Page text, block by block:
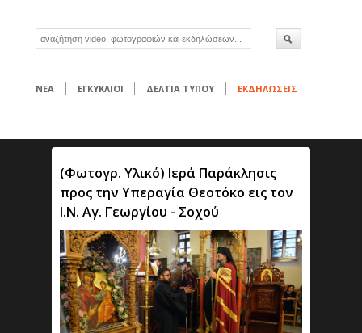
ΝΕΑ ΕΓΚΥΚΛΙΟΙ ΔΕΛΤΙΑ ΤΥΠΟΥ ΕΚΔΗΛΩΣΕΙΣ
(Φωτογρ. Υλικό) Ιερά Παράκλησις
προς την Υπεραγία Θεοτόκο εις τον
Ι.Ν. Αγ. Γεωργίου - Σοχού